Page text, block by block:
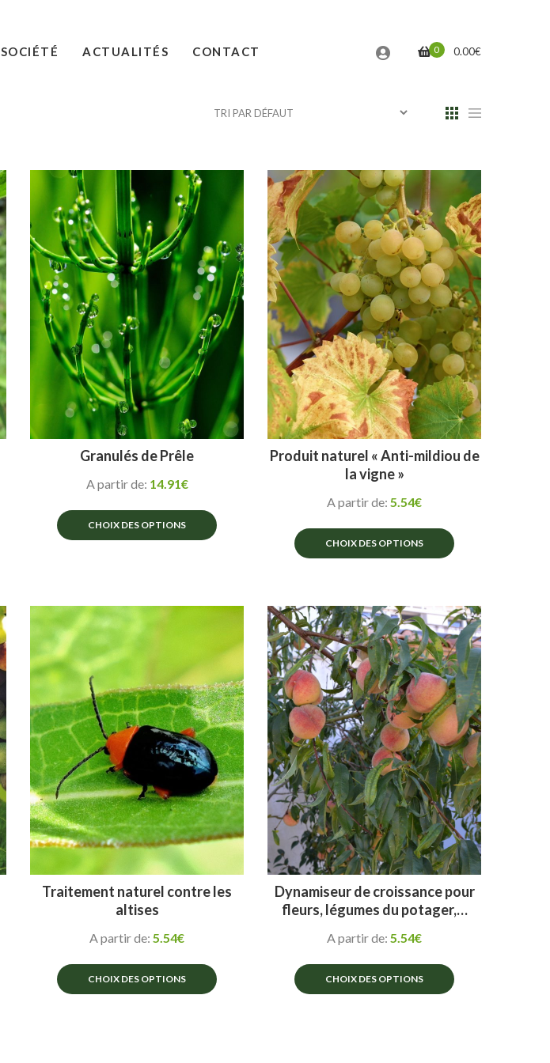
SOCIÉTÉ ACTUALITÉS CONTACT 0 0.00€
Granulés de Prêle
A partir de: 14.91€
CHOIX DES OPTIONS
plusieurs
options
peuvent
être
choisies
sur
la
page
du
produit
Produit naturel « Anti-mildiou de
la vigne »
A partir de: 5.54€
CHOIX DES OPTIONS
produit
a
plusieurs
variations.
Les
options
peuvent
être
choisies
sur
la
page
du
produit
Traitement naturel contre les
altises
A partir de: 5.54€
CHOIX DES OPTIONS
Dynamiseur de croissance pour
fleurs, légumes du potager,…
A partir de: 5.54€
CHOIX DES OPTIONS